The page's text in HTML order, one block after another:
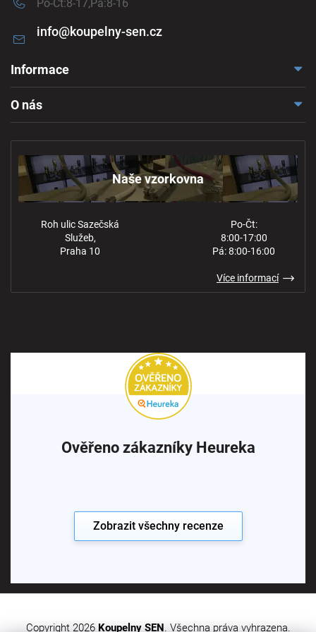
info@koupelny-sen.cz
Po-Čt:8-17,Pá:8-16
Informace
Ochrana osobních údajů
O nás
Naše vzorkovna
Roh ulic Sazečská
Služeb,
Praha 10
Po-Čt:
8:00-17:00
Pá: 8:00-16:00
Více informací
Ověřeno zákazníky Heureka
Zobrazit všechny recenze
Copyright 2026 Koupelny SEN. Všechna práva vyhrazena.